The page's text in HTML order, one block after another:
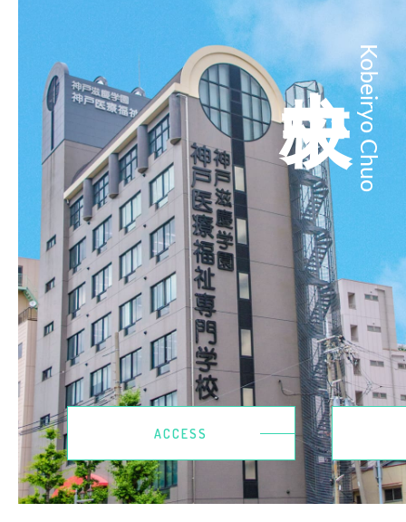
Kobeiryo Chuo
ACCESS